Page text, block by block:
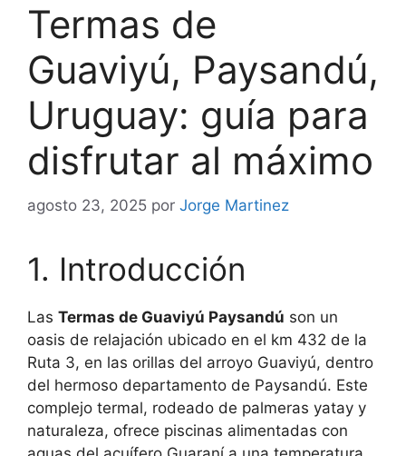
Termas de
Guaviyú, Paysandú,
Uruguay: guía para
disfrutar al máximo
agosto 23, 2025 por Jorge Martinez
1. Introducción
Las Termas de Guaviyú Paysandú son un
oasis de relajación ubicado en el km 432 de la
Ruta 3, en las orillas del arroyo Guaviyú, dentro
del hermoso departamento de Paysandú. Este
complejo termal, rodeado de palmeras yatay y
naturaleza, ofrece piscinas alimentadas con